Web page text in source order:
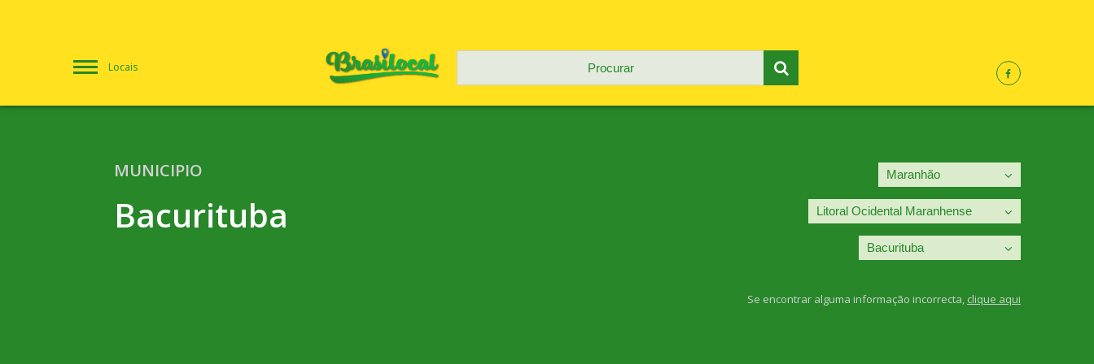
Locais
MUNICIPIO
Bacurituba
Se encontrar alguma informação incorrecta, clique aqui